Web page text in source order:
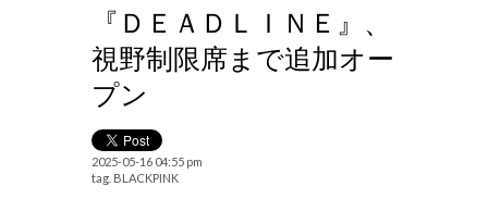
『ＤＥＡＤＬＩＮＥ』、
視野制限席まで追加オー
プン
2025-05-16 04:55 pm
tag. BLACKPINK